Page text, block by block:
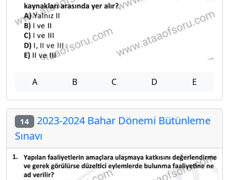
A B C D E
14 2023-2024 Bahar Dönemi Bütünleme
Sınavı